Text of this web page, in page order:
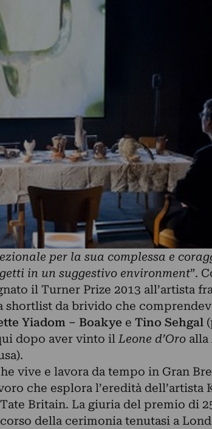
per la sua complessa e
in un suggestivo environment”.
il Turner Prize 2013 all’artista
shortlist da brivido che
Yiadom – Boakye e Tino Sehgal
dopo aver vinto il Leone d’Oroalla
vive e lavora da tempo in Gran
che esplora l’eredità dell’artista
Britain. La giuria del premio di
della cerimonia tenutasi a